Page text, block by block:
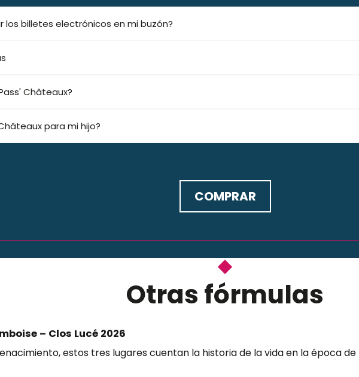
los billetes electrónicos en mi buzón?
Châteaux?
para mi hijo?
COMPRAR
Otras fórmulas
– Clos Lucé 2026
estos tres lugares cuentan la historia de la vida en la época de